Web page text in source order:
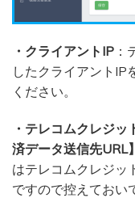
・クライアントIP ：
したクライアントIP
ください。
・テレコムクレジッ
済データ送信先URL
はテレコムクレジッ
ですので控えておい